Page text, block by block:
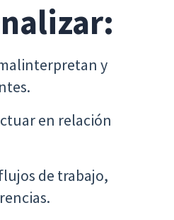
y
en relación
de trabajo,